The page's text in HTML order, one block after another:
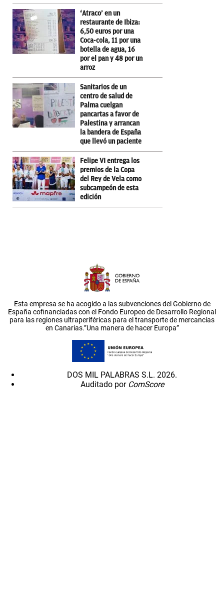
‘Atraco’ en un
restaurante de Ibiza:
6,50 euros por una
Coca-cola, 11 por una
botella de agua, 16
por el pan y 48 por un
arroz
Sanitarios de un
centro de salud de
Palma cuelgan
pancartas a favor de
Palestina y arrancan
la bandera de España
que llevó un paciente
Felipe VI entrega los
premios de la Copa
del Rey de Vela como
subcampeón de esta
edición
Esta empresa se ha acogido a las subvenciones del Gobierno de
España cofinanciadas con el Fondo Europeo de Desarrollo Regional
para las regiones ultraperiféricas para el transporte de mercancías
en Canarias.”Una manera de hacer Europa”
DOS MIL PALABRAS S.L. 2026.
Auditado por ComScore